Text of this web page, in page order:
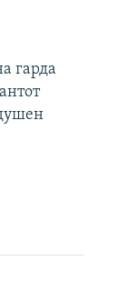
гарда